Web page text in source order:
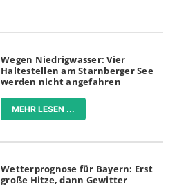
Wegen Niedrigwasser: Vier
Haltestellen am Starnberger See
werden nicht angefahren
MEHR LESEN ...
Wetterprognose für Bayern: Erst
große Hitze, dann Gewitter